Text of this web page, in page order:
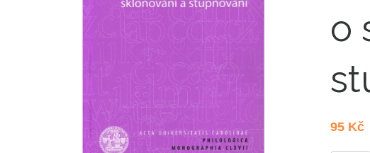
o
95 Kč